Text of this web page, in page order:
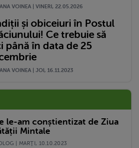
VOINEA | VINERI, 22.05.2026
și obiceiuri în Postul
Ce trebuie să
până în data de 25
VOINEA | JOI, 16.11.2023
le-am conștientizat de Ziua
Mintale
| MARŢI, 10.10.2023